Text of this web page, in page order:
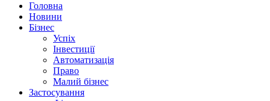
Головна
Новини
Бізнес
Успіх
Інвестиції
Автоматизація
Право
Малий бізнес
Застосування